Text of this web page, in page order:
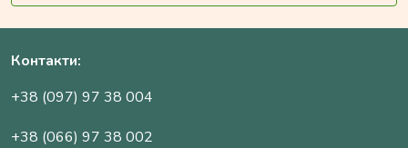
Контакти:
+38 (097) 97 38 004
+38 (066) 97 38 002